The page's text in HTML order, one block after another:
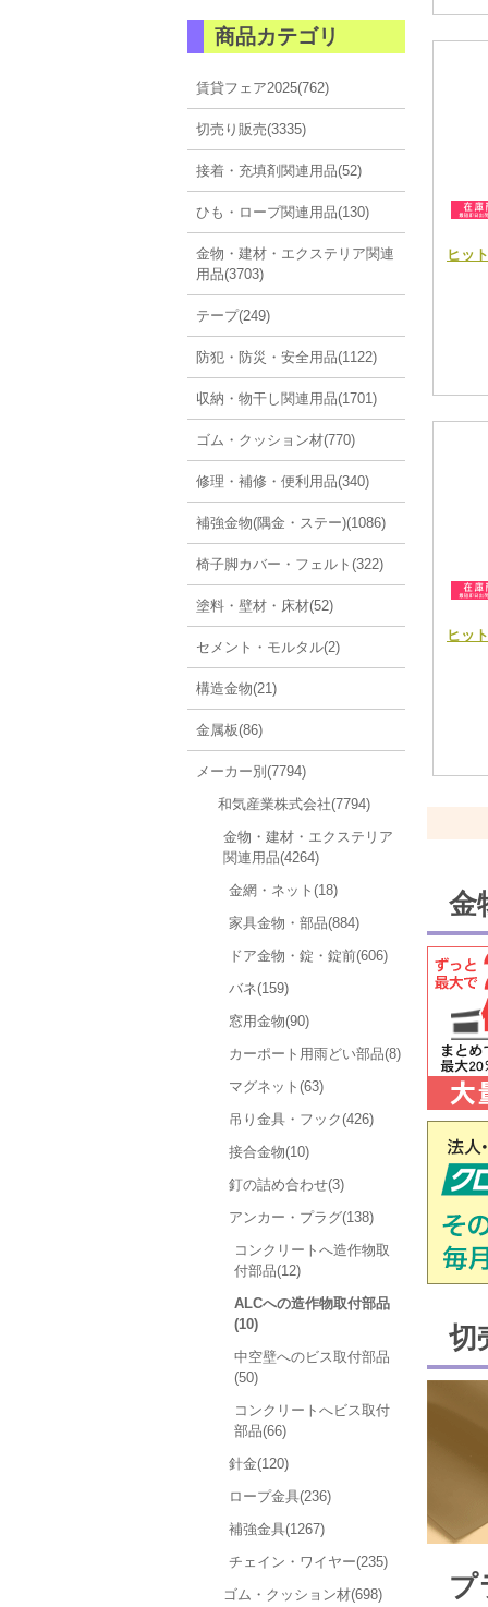
商品カテゴリ
賃貸フェア2025(762)
切売り販売(3335)
接着・充填剤関連用品(52)
ひも・ロープ関連用品(130)
金物・建材・エクステリア関連
用品(3703)
テープ(249)
防犯・防災・安全用品(1122)
収納・物干し関連用品(1701)
ゴム・クッション材(770)
修理・補修・便利用品(340)
補強金物(隅金・ステー)(1086)
椅子脚カバー・フェルト(322)
塗料・壁材・床材(52)
セメント・モルタル(2)
構造金物(21)
金属板(86)
メーカー別(7794)
和気産業株式会社(7794)
金物・建材・エクステリア
関連用品(4264)
金網・ネット(18)
家具金物・部品(884)
ドア金物・錠・錠前(606)
バネ(159)
窓用金物(90)
カーポート用雨どい部品(8)
マグネット(63)
吊り金具・フック(426)
接合金物(10)
釘の詰め合わせ(3)
アンカー・プラグ(138)
コンクリートへ造作物取
付部品(12)
ALCへの造作物取付部品
(10)
中空壁へのビス取付部品
(50)
コンクリートへビス取付
部品(66)
針金(120)
ロープ金具(236)
補強金具(1267)
チェイン・ワイヤー(235)
ゴム・クッション材(698)
ヒッ
ヒッ
金
切
プ